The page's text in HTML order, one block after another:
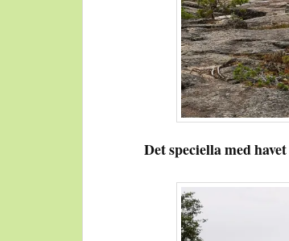
Det speciella med havet